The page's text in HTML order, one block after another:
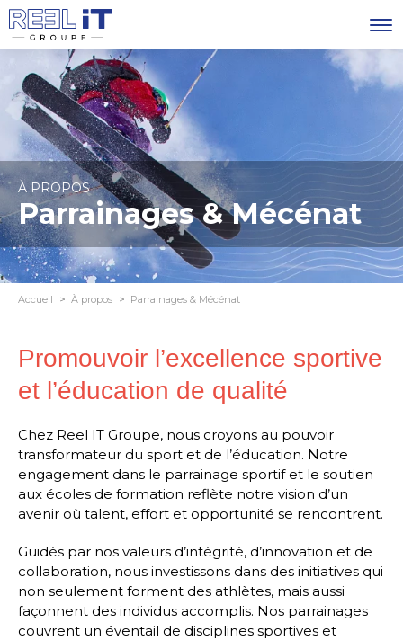
À PROPOS
Parrainages & Mécénat
Accueil À propos Parrainages & Mécénat
Promouvoir l’excellence sportive
et l’éducation de qualité
Chez Reel IT Groupe, nous croyons au pouvoir
transformateur du sport et de l’éducation. Notre
engagement dans le parrainage sportif et le soutien
aux écoles de formation reflète notre vision d’un
avenir où talent, effort et opportunité se rencontrent.
Guidés par nos valeurs d’intégrité, d’innovation et de
collaboration, nous investissons dans des initiatives qui
non seulement forment des athlètes, mais aussi
façonnent des individus accomplis. Nos parrainages
couvrent un éventail de disciplines sportives et